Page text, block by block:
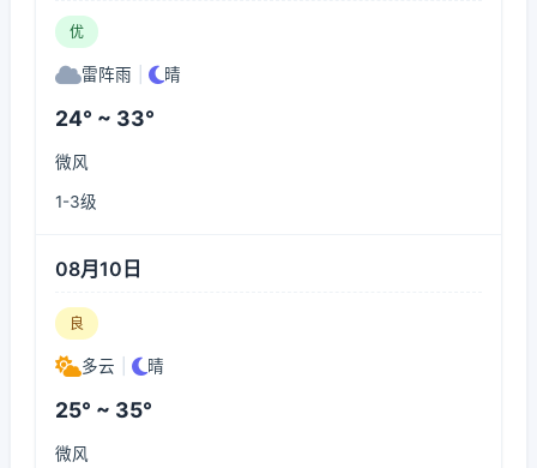
优
雷阵雨 晴
24° ~ 33°
微风
1-3级
08月10日
良
多云 晴
25° ~ 35°
微风